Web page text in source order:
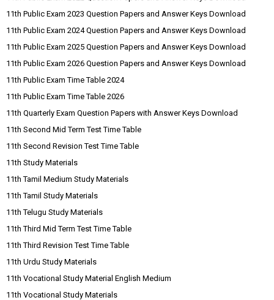
11th Public Exam 2023 Question Papers and Answer Keys Download
11th Public Exam 2024 Question Papers and Answer Keys Download
11th Public Exam 2025 Question Papers and Answer Keys Download
11th Public Exam 2026 Question Papers and Answer Keys Download
11th Public Exam Time Table 2024
11th Public Exam Time Table 2026
11th Quarterly Exam Question Papers with Answer Keys Download
11th Second Mid Term Test Time Table
11th Second Revision Test Time Table
11th Study Materials
11th Tamil Medium Study Materials
11th Tamil Study Materials
11th Telugu Study Materials
11th Third Mid Term Test Time Table
11th Third Revision Test Time Table
11th Urdu Study Materials
11th Vocational Study Material English Medium
11th Vocational Study Materials